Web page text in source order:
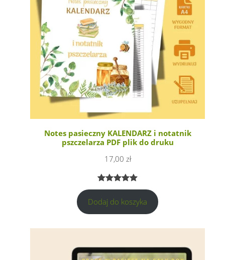
Notes pasieczny KALENDARZ i notatnik
pszczelarza PDF plik do druku
17,00 zł
Oceniony
5.00na 5
na
1
klienta
Dodaj do koszyka